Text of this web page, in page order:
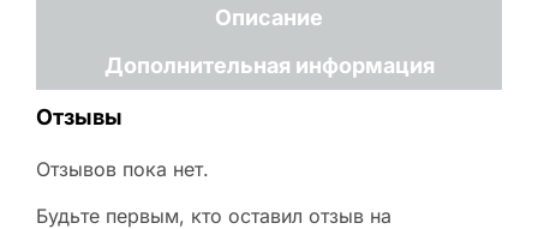
Описание
Дополнительная информация
Отзывы
Отзывов пока нет.
Будьте первым, кто оставил отзыв на